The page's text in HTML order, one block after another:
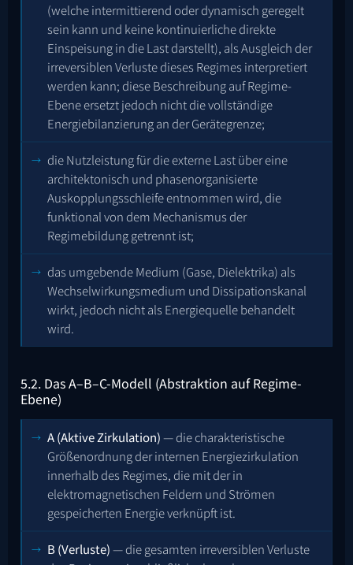
(welche intermittierend oder dynamisch geregelt
sein kann und keine kontinuierliche direkte
Einspeisung in die Last darstellt), als Ausgleich der
irreversiblen Verluste dieses Regimes interpretiert
werden kann; diese Beschreibung auf Regime-
Ebene ersetzt jedoch nicht die vollständige
Energiebilanzierung an der Gerätegrenze;
die Nutzleistung für die externe Last über eine
architektonisch und phasenorganisierte
Auskopplungsschleife entnommen wird, die
funktional von dem Mechanismus der
Regimebildung getrennt ist;
das umgebende Medium (Gase, Dielektrika) als
Wechselwirkungsmedium und Dissipationskanal
wirkt, jedoch nicht als Energiequelle behandelt
wird.
5.2. Das A–B–C-Modell (Abstraktion auf Regime-
Ebene)
A (Aktive Zirkulation)— die charakteristische
Größenordnung der internen Energiezirkulation
innerhalb des Regimes, die mit der in
elektromagnetischen Feldern und Strömen
gespeicherten Energie verknüpft ist.
B (Verluste)— die gesamten irreversiblen Verluste